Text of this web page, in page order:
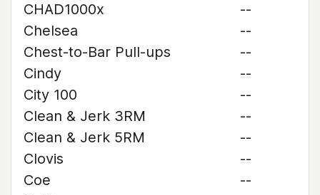
CHAD1000x
--
Chelsea
--
Chest-to-Bar Pull-ups
--
Cindy
--
City 100
--
Clean & Jerk 3RM
--
Clean & Jerk 5RM
--
Clovis
--
Coe
--